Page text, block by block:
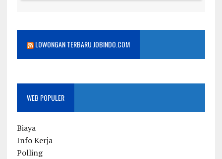
LOWONGAN TERBARU JOBINDO.COM
WEB POPULER
Biaya
Info Kerja
Polling